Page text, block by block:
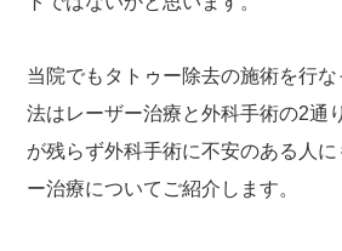
当院でもタトゥー除去の施術を行
法はレーザー治療と外科手術の2通
が残らず外科手術に不安のある人
ー治療についてご紹介します。